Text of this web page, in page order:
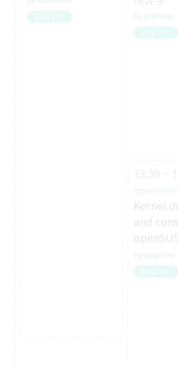
Beginner Josh Hsi
Beginner
openSUSE
Kernel
and
Joey Lee
Beginner